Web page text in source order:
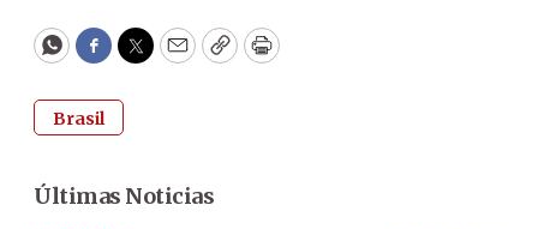
WhatsApp
Facebook
Twitter
EmailCopyPrint
Brasil
Últimas Noticias